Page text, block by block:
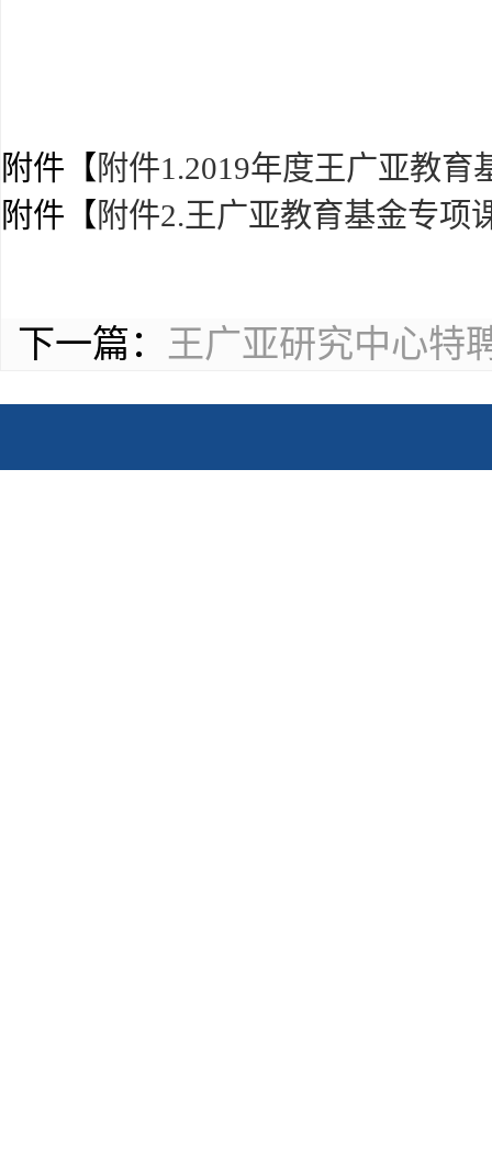
附件【 附件1.2019年度王广亚教育
附件【 附件2.王广亚教育基金专项
下一篇： 王广亚研究中心特